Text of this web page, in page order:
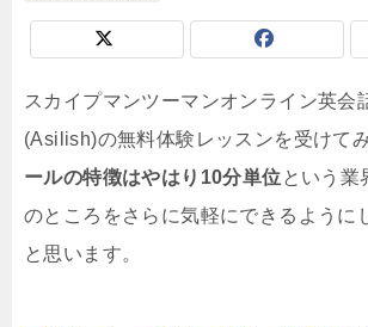
スカイプマンツーマンオンライン英会
(Asilish)の無料体験レッスンを受けて
ールの特徴はやはり10分単位という業
のところをさらに気軽にできるように
と思います。